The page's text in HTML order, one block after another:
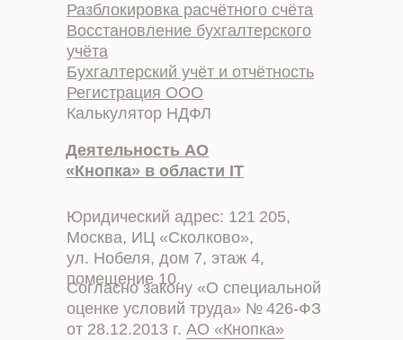
Разблокировка расчётного счёта
Восстановление бухгалтерского
учёта
Бухгалтерский учёт и отчётность
Регистрация ООО
Калькулятор НДФЛ
Деятельность АО
«Кнопка» в области IT
Юридический адрес: 121 205,
Москва, ИЦ «Сколково»,
ул. Нобеля, дом 7, этаж 4,
помещение 10.
Согласно закону «О специальной
оценке условий труда» № 426-ФЗ
от 28.12.2013 г. АО «Кнопка»